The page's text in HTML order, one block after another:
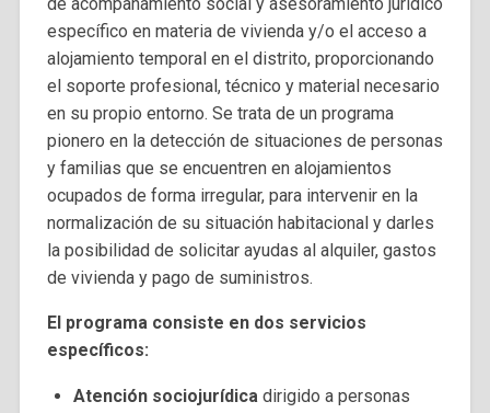
específico en materia de vivienda y/o el acceso a
alojamiento temporal en el distrito, proporcionando
el soporte profesional, técnico y material necesario
en su propio entorno. Se trata de un programa
pionero en la detección de situaciones de personas
y familias que se encuentren en alojamientos
ocupados de forma irregular, para intervenir en la
normalización de su situación habitacional y darles
la posibilidad de solicitar ayudas al alquiler, gastos
de vivienda y pago de suministros.
El programa consiste en dos servicios
específicos:
Atención sociojurídica dirigido a personas